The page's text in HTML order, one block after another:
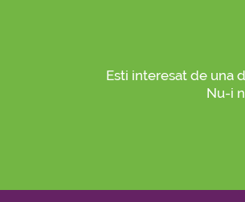
Esti interesat de una
Nu-i